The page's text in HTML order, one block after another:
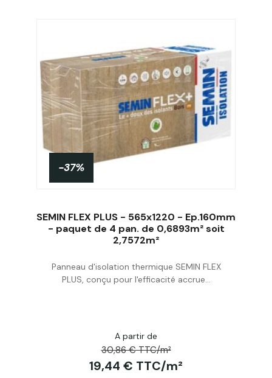
-37%
SEMIN FLEX PLUS - 565x1220 - Ep.160mm
- paquet de 4 pan. de 0,6893m² soit
2,7572m²
Panneau d'isolation thermique SEMIN FLEX
PLUS, conçu pour l'efficacité accrue...
A partir de
30,86 € TTC/m²
19,44 € TTC/m²